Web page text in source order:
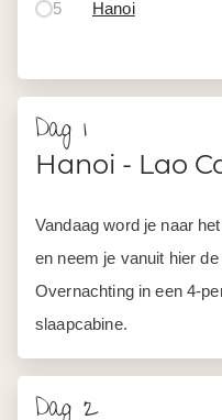
5
Hanoi
Dag 1
Hanoi - Lao
Vandaag word je naar
en neem je vanuit hier
Overnachting in een 4-
slaapcabine.
Dag 2